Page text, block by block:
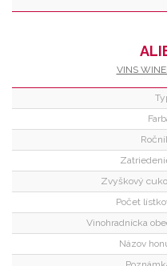
VINS
Zvyškový
Počet
Vinohradnícka
Názov